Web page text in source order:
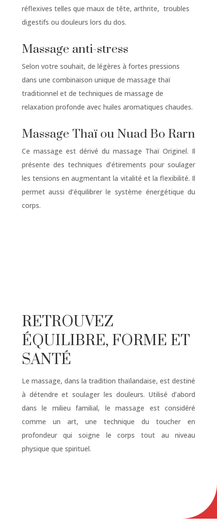
réflexives telles que maux de tête, arthrite, troubles
digestifs ou douleurs lors du dos.
Massage anti-stress
Selon votre souhait, de légères à fortes pressions
dans une combinaison unique de massage thaï
traditionnel et de techniques de massage de
relaxation profonde avec huiles aromatiques chaudes.
Massage Thaï ou Nuad Bo Rarn
Ce massage est dérivé du massage Thaï Originel. Il
présente des techniques d’étirements pour soulager
les tensions en augmentant la vitalité et la flexibilité. Il
permet aussi d’équilibrer le système énergétique du
corps.
RETROUVEZ
ÉQUILIBRE, FORME ET
SANTÉ
Le massage, dans la tradition thaïlandaise, est destiné
à détendre et soulager les douleurs. Utilisé d’abord
dans le milieu familial, le massage est considéré
comme un art, une technique du toucher en
profondeur qui soigne le corps tout au niveau
physique que spirituel.